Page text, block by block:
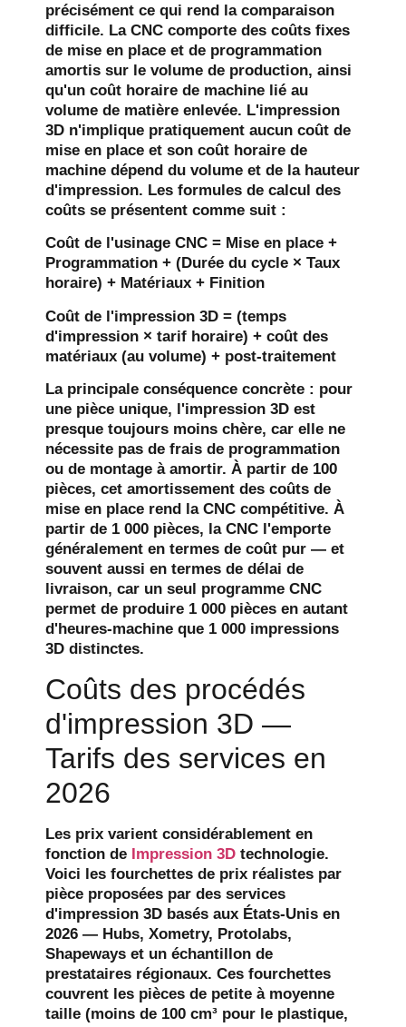
précisément ce qui rend la comparaison
difficile. La CNC comporte des coûts fixes
de mise en place et de programmation
amortis sur le volume de production, ainsi
qu'un coût horaire de machine lié au
volume de matière enlevée. L'impression
3D n'implique pratiquement aucun coût de
mise en place et son coût horaire de
machine dépend du volume et de la hauteur
d'impression. Les formules de calcul des
coûts se présentent comme suit :
Coût de l'usinage CNC = Mise en place +
Programmation + (Durée du cycle × Taux
horaire) + Matériaux + Finition
Coût de l'impression 3D = (temps
d'impression × tarif horaire) + coût des
matériaux (au volume) + post-traitement
La principale conséquence concrète : pour
une pièce unique, l'impression 3D est
presque toujours moins chère, car elle ne
nécessite pas de frais de programmation
ou de montage à amortir. À partir de 100
pièces, cet amortissement des coûts de
mise en place rend la CNC compétitive. À
partir de 1 000 pièces, la CNC l'emporte
généralement en termes de coût pur — et
souvent aussi en termes de délai de
livraison, car un seul programme CNC
permet de produire 1 000 pièces en autant
d'heures-machine que 1 000 impressions
3D distinctes.
Coûts des procédés
d'impression 3D —
Tarifs des services en
2026
Les prix varient considérablement en
fonction de Impression 3D technologie.
Voici les fourchettes de prix réalistes par
pièce proposées par des services
d'impression 3D basés aux États-Unis en
2026 — Hubs, Xometry, Protolabs,
Shapeways et un échantillon de
prestataires régionaux. Ces fourchettes
couvrent les pièces de petite à moyenne
taille (moins de 100 cm³ pour le plastique,